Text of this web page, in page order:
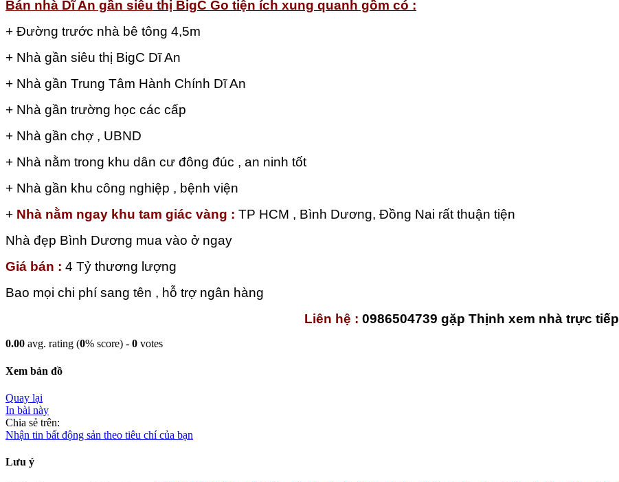
Bán nhà Dĩ An gần siêu thị BigC Go tiện ích xung quanh gồm có :
+ Đường trước nhà bê tông 4,5m
+ Nhà gần siêu thị BigC Dĩ An
+ Nhà gần Trung Tâm Hành Chính Dĩ An
+ Nhà gần trường học các cấp
+ Nhà gần chợ , UBND
+ Nhà nằm trong khu dân cư đông đúc , an ninh tốt
+ Nhà gần khu công nghiệp , bệnh viện
+ Nhà nằm ngay khu tam giác vàng : TP HCM , Bình Dương, Đồng Nai rất thuận tiện
Nhà đẹp Bình Dương mua vào ở ngay
Giá bán : 4 Tỷ thương lượng
Bao mọi chi phí sang tên , hỗ trợ ngân hàng
Liên hệ : 0986504739 gặp Thịnh xem nhà trực tiếp
0.00 avg. rating (0% score) - 0 votes
Xem bản đồ
Quay lại
In bài này
Chia sẻ trên:
Nhận tin bất động sản theo tiêu chí của bạn
Lưu ý